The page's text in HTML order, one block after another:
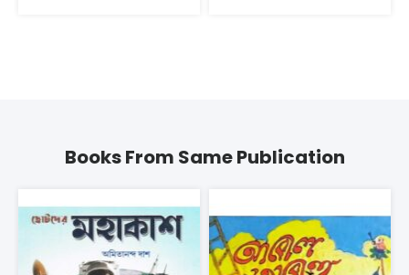
Books From Same Publication